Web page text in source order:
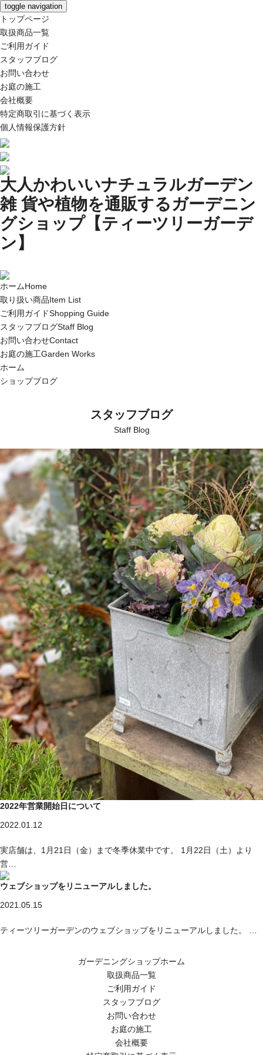
toggle navigation
トップページ
取扱商品一覧
ご利用ガイド
スタッフブログ
お問い合わせ
お庭の施工
会社概要
特定商取引に基づく表示
個人情報保護方針
大人かわいいナチュラルガーデン
雑 貨や植物を通販するガーデニン
グショップ【ティーツリーガーデ
ン】
ホームHome
取り扱い商品Item List
ご利用ガイドShopping Guide
スタッフブログStaff Blog
お問い合わせContact
お庭の施工Garden Works
ホーム
ショップブログ
スタッフブログ
Staff Blog
2022年営業開始日について
2022.01.12
実店舗は、1月21日（金）まで冬季休業中です。 1月22日（土）より
営…
ウェブショップをリニューアルしました。
2021.05.15
ティーツリーガーデンのウェブショップをリニューアルしました。 …
ガーデニングショップホーム
取扱商品一覧
ご利用ガイド
スタッフブログ
お問い合わせ
お庭の施工
会社概要